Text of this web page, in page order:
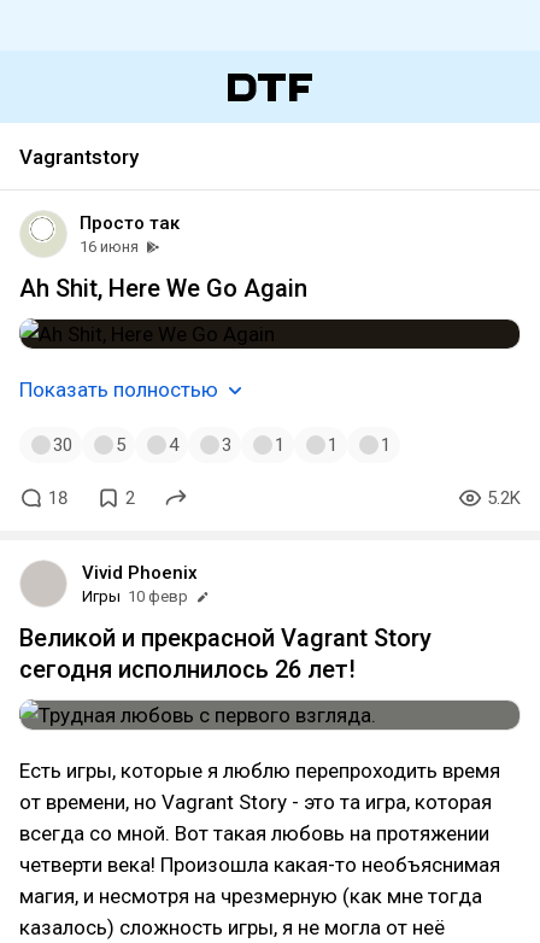
Vagrantstory
Просто так
16 июня
Ah Shit, Here We Go Again
Показать полностью
30 5 4 3 1 1 1
18 2 5.2K
Vivid Phoenix
Игры 10 февр
Великой и прекрасной Vagrant Story
сегодня исполнилось 26 лет!
Есть игры, которые я люблю перепроходить время
от времени, но Vagrant Story - это та игра, которая
всегда со мной. Вот такая любовь на протяжении
четверти века! Произошла какая-то необъяснимая
магия, и несмотря на чрезмерную (как мне тогда
казалось) сложность игры, я не могла от неё